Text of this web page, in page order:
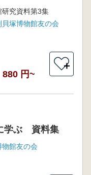
研究資料第3集
塚博物館友の会
880 円~
＋
学ぶ 資料集
物館友の会